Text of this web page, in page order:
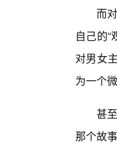
而
自己的
对男女
为一个
甚
那个故